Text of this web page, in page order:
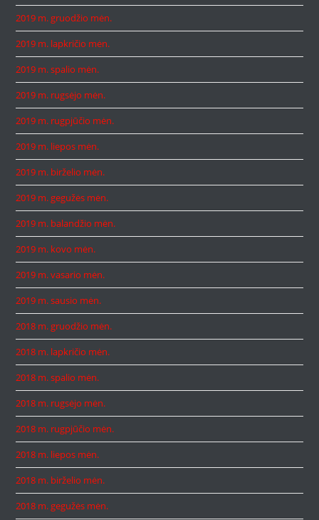
2019 m. gruodžio mėn.
2019 m. lapkričio mėn.
2019 m. spalio mėn.
2019 m. rugsėjo mėn.
2019 m. rugpjūčio mėn.
2019 m. liepos mėn.
2019 m. birželio mėn.
2019 m. gegužės mėn.
2019 m. balandžio mėn.
2019 m. kovo mėn.
2019 m. vasario mėn.
2019 m. sausio mėn.
2018 m. gruodžio mėn.
2018 m. lapkričio mėn.
2018 m. spalio mėn.
2018 m. rugsėjo mėn.
2018 m. rugpjūčio mėn.
2018 m. liepos mėn.
2018 m. birželio mėn.
2018 m. gegužės mėn.